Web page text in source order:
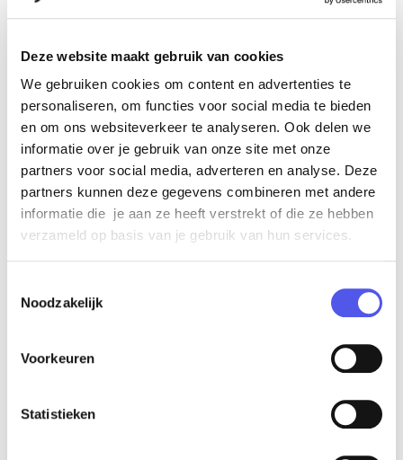
Deze website maakt gebruik van cookies
We gebruiken cookies om content en advertenties te
personaliseren, om functies voor social media te bieden
en om ons websiteverkeer te analyseren. Ook delen we
informatie over je gebruik van onze site met onze
partners voor social media, adverteren en analyse. Deze
partners kunnen deze gegevens combineren met andere
informatie die je aan ze heeft verstrekt of die ze hebben
verzameld op basis van je gebruik van hun services.
Noodzakelijk
Voorkeuren
Statistieken
1000
Valk Business Center Amersfoort
Dit luxe viersterrenhotel ligt direct aan de A1. Op de zevende
etage bevinden zich acht moderne vergaderzalen welke een
1000